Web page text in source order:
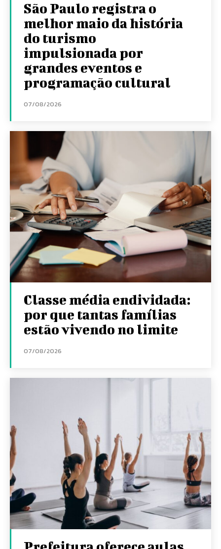
São Paulo registra o
melhor maio da história
do turismo
impulsionada por
grandes eventos e
programação cultural
07/08/2026
Classe média endividada:
por que tantas famílias
estão vivendo no limite
07/08/2026